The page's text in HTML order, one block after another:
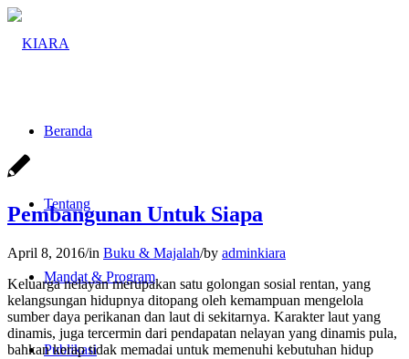
Beranda
Tentang
Mandat & Program
Publikasi
Pembangunan Untuk Siapa
April 8, 2016/in Buku & Majalah/by adminkiara
Keluarga nelayan merupakan satu golongan sosial rentan, yang
kelangsungan hidupnya ditopang oleh kemampuan mengelola
sumber daya perikanan dan laut di sekitarnya. Karakter laut yang
dinamis, juga tercermin dari pendapatan nelayan yang dinamis pula,
bahkan kerap tidak memadai untuk memenuhi kebutuhan hidup